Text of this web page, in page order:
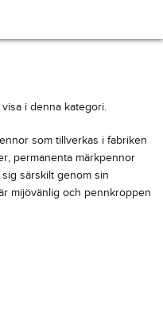
i denna kategori.
som tillverkas i fabriken
permanenta märkpennor
särskilt genom sin
mijövänlig och pennkroppen